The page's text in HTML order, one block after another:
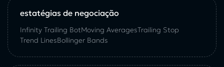
estatégias de negociação
Infinity Trailing BotMoving AveragesTrailing Stop
Trend LinesBollinger Bands